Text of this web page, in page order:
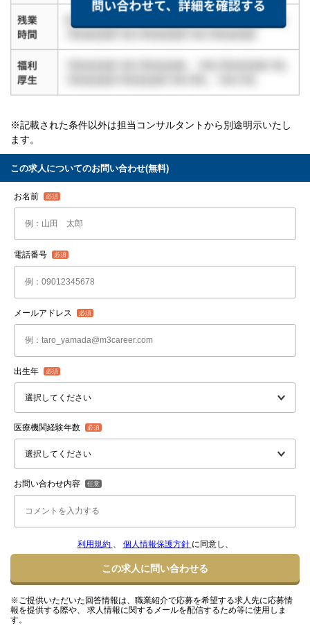
※記載された条件以外は担当コンサルタントから別途明示いたし
ます。
この求人についてのお問い合わせ(無料)
お名前
電話番号
メールアドレス
出生年
医療機関経験年数
お問い合わせ内容
利用規約 、 個人情報保護方針 に同意し、
この求人に問い合わせる
※ご提供いただいた回答情報は、職業紹介で応募を希望する求人先に応募情
報を提供する際や、 求人情報に関するメールを配信するため等に使用しま
す。